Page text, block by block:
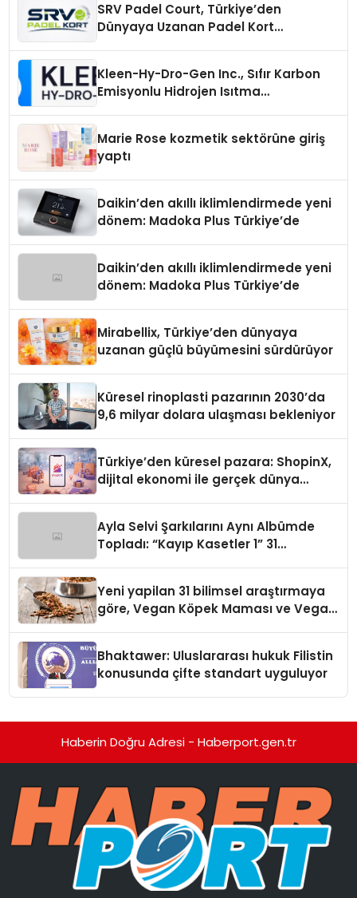
SRV Padel Court, Türkiye’den
Dünyaya Uzanan Padel Kort
Kleen-Hy-Dro-Gen Inc., Sıfır Karbon
Emisyonlu Hidrojen Isıtma
Marie Rose kozmetik sektörüne giriş
yaptı
Daikin’den akıllı iklimlendirmede yeni
dönem: Madoka Plus Türkiye’de
Daikin’den akıllı iklimlendirmede yeni
dönem: Madoka Plus Türkiye’de
Mirabellix, Türkiye’den dünyaya
uzanan güçlü büyümesini sürdürüyor
Küresel rinoplasti pazarının 2030’da
9,6 milyar dolara ulaşması bekleniyor
Türkiye’den küresel pazara: ShopinX,
dijital ekonomi ile gerçek dünya
Ayla Selvi Şarkılarını Aynı Albümde
Topladı: “Kayıp Kasetler 1” 31
Yeni yapilan 31 bilimsel araştırmaya
göre, Vegan Köpek Maması ve Vegan
Bhaktawer: Uluslararası hukuk Filistin
konusunda çifte standart uyguluyor
Haberin Doğru Adresi - Haberport.gen.tr